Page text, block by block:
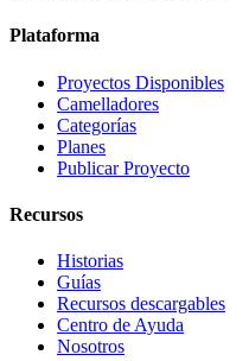
Plataforma
Proyectos Disponibles
Camelladores
Categorías
Planes
Publicar Proyecto
Recursos
Historias
Guías
Recursos descargables
Centro de Ayuda
Nosotros